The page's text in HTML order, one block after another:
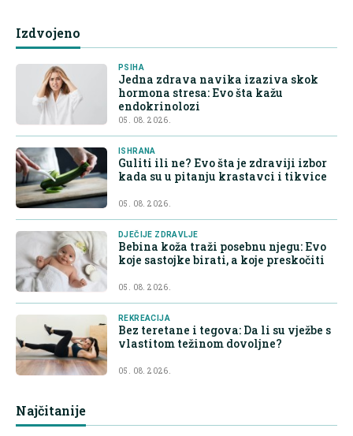
Izdvojeno
PSIHA
Jedna zdrava navika izaziva skok
hormona stresa: Evo šta kažu
endokrinolozi
05. 08. 2026.
ISHRANA
Guliti ili ne? Evo šta je zdraviji izbor
kada su u pitanju krastavci i tikvice
05. 08. 2026.
DJEČIJE ZDRAVLJE
Bebina koža traži posebnu njegu: Evo
koje sastojke birati, a koje preskočiti
05. 08. 2026.
REKREACIJA
Bez teretane i tegova: Da li su vježbe s
vlastitom težinom dovoljne?
05. 08. 2026.
Najčitanije